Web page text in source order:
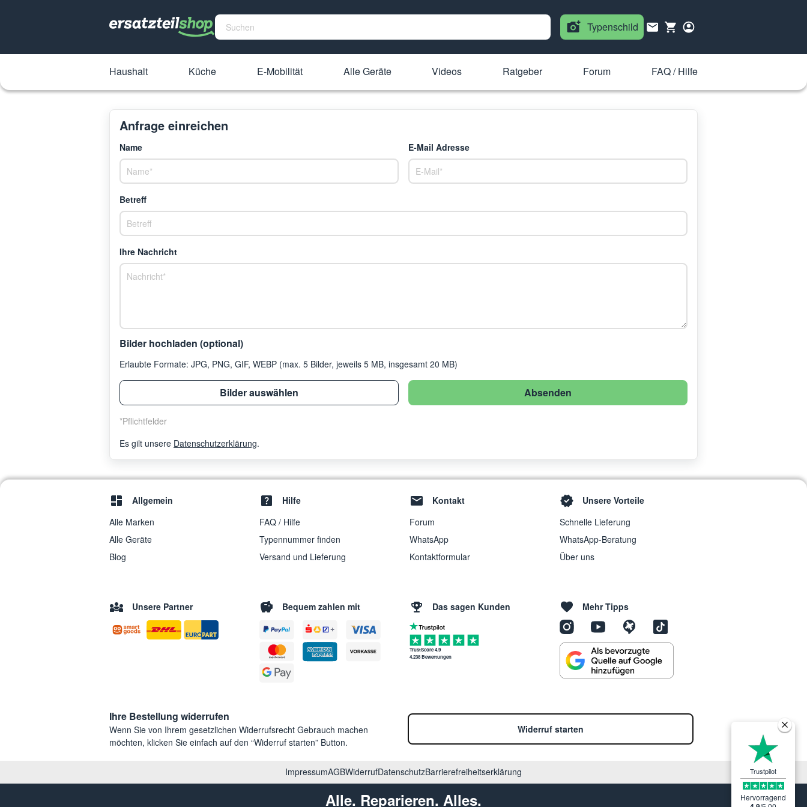
Typenschild
Haushalt Küche E-Mobilität Alle Geräte Videos Ratgeber Forum FAQ / Hilfe
Anfrage einreichen
Name E-Mail Adresse
Betreff
Ihre Nachricht
Bilder hochladen (optional)
Erlaubte Formate: JPG, PNG, GIF, WEBP (max. 5 Bilder, jeweils 5 MB, insgesamt 20 MB)
Bilder auswählen Absenden
*Pflichtfelder
Es gilt unsere Datenschutzerklärung.
Allgemein
Alle Marken
Alle Geräte
Blog
Hilfe
FAQ / Hilfe
Typennummer finden
Versand und Lieferung
Kontakt
Forum
WhatsApp
Kontaktformular
Unsere Vorteile
Schnelle Lieferung
WhatsApp-Beratung
Über uns
Unsere Partner Bequem zahlen mit Das sagen Kunden
TrustScore 4.9
4.238 Bewertungen
Mehr Tipps
Ihre Bestellung widerrufen
Wenn Sie von Ihrem gesetzlichen Widerrufsrecht Gebrauch machen
möchten, klicken Sie einfach auf den “Widerruf starten” Button.
Widerruf starten
ImpressumAGBWiderrufDatenschutzBarrierefreiheitserklärung
Alle. Reparieren. Alles.
Trustpilot
Hervorragend